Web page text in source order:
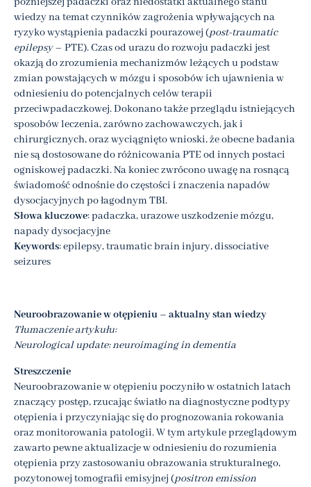
wiedzy na temat czynników zagrożenia wpływających na
ryzyko wystąpienia padaczki pourazowej (post-traumatic
epilepsy– PTE). Czas od urazu do rozwoju padaczki jest
okazją do zrozumienia mechanizmów leżących u podstaw
zmian powstających w mózgu i sposobów ich ujawnienia w
odniesieniu do potencjalnych celów terapii
przeciwpadaczkowej. Dokonano także przeglądu istniejących
sposobów leczenia, zarówno zachowawczych, jak i
chirurgicznych, oraz wyciągnięto wnioski, że obecne badania
nie są dostosowane do różnicowania PTE od innych postaci
ogniskowej padaczki. Na koniec zwrócono uwagę na rosnącą
świadomość odnośnie do częstości i znaczenia napadów
dysocjacyjnych po łagodnym TBI.
Słowa kluczowe: padaczka, urazowe uszkodzenie mózgu,
napady dysocjacyjne
Keywords: epilepsy, traumatic brain injury, dissociative
seizures
Neuroobrazowanie w otępieniu – aktualny stan wiedzy
Tłumaczenie artykułu:
Neurological update: neuroimaging in dementia
Streszczenie
Neuroobrazowanie w otępieniu poczyniło w ostatnich latach
znaczący postęp, rzucając światło na diagnostyczne podtypy
otępienia i przyczyniając się do prognozowania rokowania
oraz monitorowania patologii. W tym artykule przeglądowym
zawarto pewne aktualizacje w odniesieniu do rozumienia
otępienia przy zastosowaniu obrazowania strukturalnego,
pozytonowej tomografii emisyjnej (positron emission